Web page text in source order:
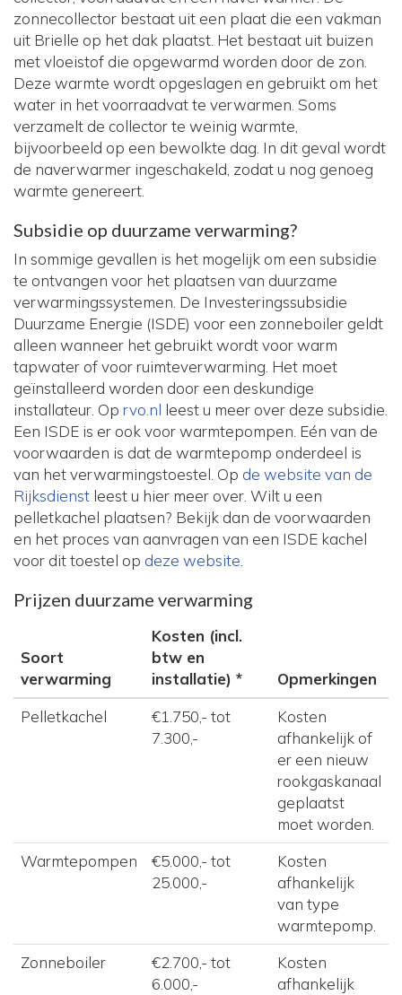
zonnecollector bestaat uit een plaat die een vakman
uit Brielle op het dak plaatst. Het bestaat uit buizen
met vloeistof die opgewarmd worden door de zon.
Deze warmte wordt opgeslagen en gebruikt om het
water in het voorraadvat te verwarmen. Soms
verzamelt de collector te weinig warmte,
bijvoorbeeld op een bewolkte dag. In dit geval wordt
de naverwarmer ingeschakeld, zodat u nog genoeg
warmte genereert.
Subsidie op duurzame verwarming?
In sommige gevallen is het mogelijk om een subsidie
te ontvangen voor het plaatsen van duurzame
verwarmingssystemen. De Investeringssubsidie
Duurzame Energie (ISDE) voor een zonneboiler geldt
alleen wanneer het gebruikt wordt voor warm
tapwater of voor ruimteverwarming. Het moet
geïnstalleerd worden door een deskundige
installateur. Op rvo.nl leest u meer over deze subsidie.
Een ISDE is er ook voor warmtepompen. Eén van de
voorwaarden is dat de warmtepomp onderdeel is
van het verwarmingstoestel. Op de website van de
Rijksdienst leest u hier meer over. Wilt u een
pelletkachel plaatsen? Bekijk dan de voorwaarden
en het proces van aanvragen van een ISDE kachel
voor dit toestel op deze website.
Prijzen duurzame verwarming
Soort
verwarming
Kosten (incl.
btw en
installatie) *
Opmerkingen
Pelletkachel
€1.750,- tot
7.300,-
Kosten
afhankelijk of
er een nieuw
rookgaskanaal
geplaatst
moet worden.
Warmtepompen
€5.000,- tot
25.000,-
Kosten
afhankelijk
van type
warmtepomp.
Zonneboiler
€2.700,- tot
6.000,-
Kosten
afhankelijk